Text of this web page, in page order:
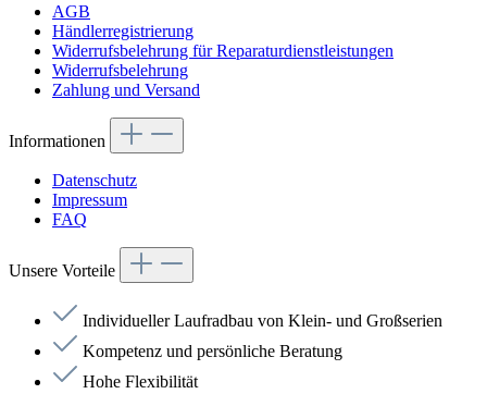
AGB
Händlerregistrierung
Widerrufsbelehrung für Reparaturdienstleistungen
Widerrufsbelehrung
Zahlung und Versand
Informationen
Datenschutz
Impressum
FAQ
Unsere Vorteile
Individueller Laufradbau von Klein- und Großserien
Kompetenz und persönliche Beratung
Hohe Flexibilität